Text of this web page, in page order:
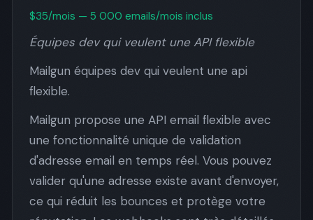
$35/mois — 5 000 emails/mois inclus
Équipes dev qui veulent une API flexible
Mailgun équipes dev qui veulent une api
flexible.
Mailgun propose une API email flexible avec
une fonctionnalité unique de validation
d'adresse email en temps réel. Vous pouvez
valider qu'une adresse existe avant d'envoyer,
ce qui réduit les bounces et protège votre